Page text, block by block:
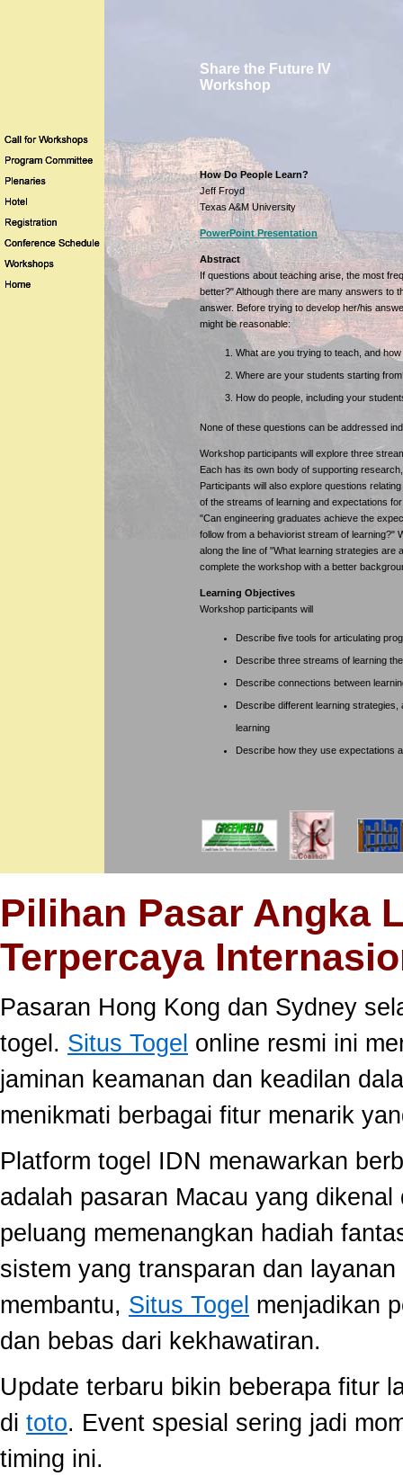
Share the Future IV
Workshop
How Do People Learn?
Jeff Froyd
Texas A&M University
PowerPoint Presentation
Abstract
If questions about teaching arise, the most
better?" Although there are many answers to
answer. Before trying to develop her/his
might be reasonable:
What are you trying to teach, and
Where are your students starting
How do people, including your
None of these questions can be addressed
Workshop participants will explore three
Each has its own body of supporting
Participants will also explore questions
of the streams of learning and expectations
"Can engineering graduates achieve the
follow from a behaviorist stream of learning?"
along the line of "What learning strategies are
complete the workshop with a better
Learning Objectives
Workshop participants will
Describe five tools for articulating
Describe three streams of learning
Describe connections between
Describe different learning
learning
Describe how they use expectations
Pilihan Pasar Angka
Terpercaya
Pasaran Hong Kong dan Sydney
togel. Situs Togel online resmi ini
jaminan keamanan dan keadilan
menikmati berbagai fitur menarik
Platform togel IDN menawarkan
adalah pasaran Macau yang
peluang memenangkan hadiah
sistem yang transparan dan
membantu, Situs Togel menjadikan
dan bebas dari kekhawatiran.
Update terbaru bikin beberapa fitur
di toto. Event spesial sering jadi
timing ini.